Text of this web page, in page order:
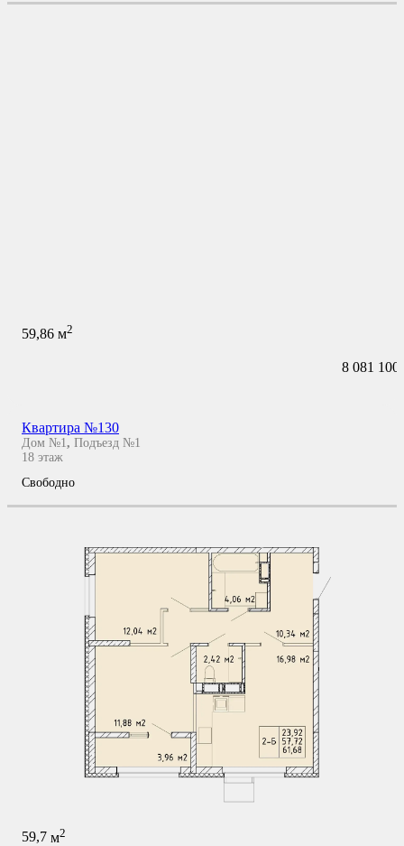
59,86 м2
8 081 100
Квартира №130
Дом №1, Подъезд №1
18 этаж
Свободно
59,7 м2